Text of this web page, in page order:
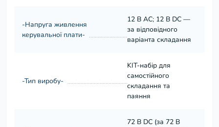
-Напруга живлення
керувальної плати-
12 В AC; 12 В DC —
за відповідного
варіанта складання
-Тип виробу-
KIT-набір для
самостійного
складання та
паяння
72 В DC (за 72 В